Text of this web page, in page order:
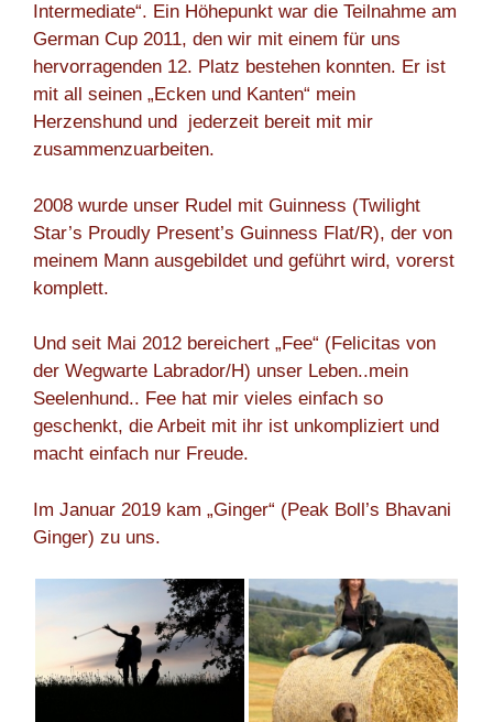
Intermediate“. Ein Höhepunkt war die Teilnahme am
German Cup 2011, den wir mit einem für uns
hervorragenden 12. Platz bestehen konnten. Er ist
mit all seinen „Ecken und Kanten“ mein
Herzenshund und jederzeit bereit mit mir
zusammenzuarbeiten.
2008 wurde unser Rudel mit Guinness (Twilight
Star’s Proudly Present’s Guinness Flat/R), der von
meinem Mann ausgebildet und geführt wird, vorerst
komplett.
Und seit Mai 2012 bereichert „Fee“ (Felicitas von
der Wegwarte Labrador/H) unser Leben..mein
Seelenhund.. Fee hat mir vieles einfach so
geschenkt, die Arbeit mit ihr ist unkompliziert und
macht einfach nur Freude.
Im Januar 2019 kam „Ginger“ (Peak Boll’s Bhavani
Ginger) zu uns.